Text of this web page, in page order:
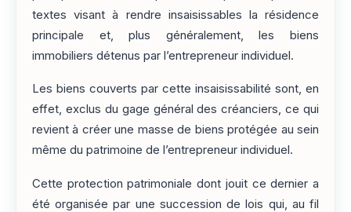
textes visant à rendre insaisissables la résidence
principale et, plus généralement, les biens
immobiliers détenus par l’entrepreneur individuel.
Les biens couverts par cette insaisissabilité sont, en
effet, exclus du gage général des créanciers, ce qui
revient à créer une masse de biens protégée au sein
même du patrimoine de l’entrepreneur individuel.
Cette protection patrimoniale dont jouit ce dernier a
été organisée par une succession de lois qui, au fil